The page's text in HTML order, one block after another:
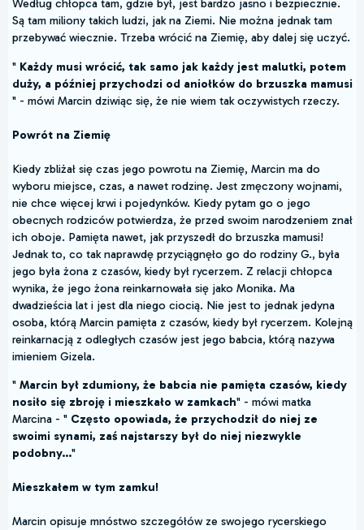
Według chłopca tam, gdzie był, jest bardzo jasno i bezpiecznie.
Są tam miliony takich ludzi, jak na Ziemi. Nie można jednak tam
przebywać wiecznie. Trzeba wrócić na Ziemię, aby dalej się uczyć.
" Każdy musi wrócić, tak samo jak każdy jest malutki, potem
duży, a później przychodzi od aniołków do brzuszka mamusi
" - mówi Marcin dziwiąc się, że nie wiem tak oczywistych rzeczy.
Powrót na Ziemię
Kiedy zbliżał się czas jego powrotu na Ziemię, Marcin ma do
wyboru miejsce, czas, a nawet rodzinę. Jest zmęczony wojnami,
nie chce więcej krwi i pojedynków. Kiedy pytam go o jego
obecnych rodziców potwierdza, że przed swoim narodzeniem znał
ich oboje. Pamięta nawet, jak przyszedł do brzuszka mamusi!
Jednak to, co tak naprawdę przyciągnęło go do rodziny G., była
jego była żona z czasów, kiedy był rycerzem. Z relacji chłopca
wynika, że jego żona reinkarnowała się jako Monika. Ma
dwadzieścia lat i jest dla niego ciocią. Nie jest to jednak jedyna
osoba, którą Marcin pamięta z czasów, kiedy był rycerzem. Kolejną
reinkarnacją z odległych czasów jest jego babcia, którą nazywa
imieniem Gizela.
" Marcin był zdumiony, że babcia nie pamięta czasów, kiedy
nosiło się zbroję i mieszkało w zamkach" - mówi matka
Marcina - " Często opowiada, że przychodził do niej ze
swoimi synami, zaś najstarszy był do niej niezwykle
podobny..."
Mieszkałem w tym zamku!
Marcin opisuje mnóstwo szczegółów ze swojego rycerskiego